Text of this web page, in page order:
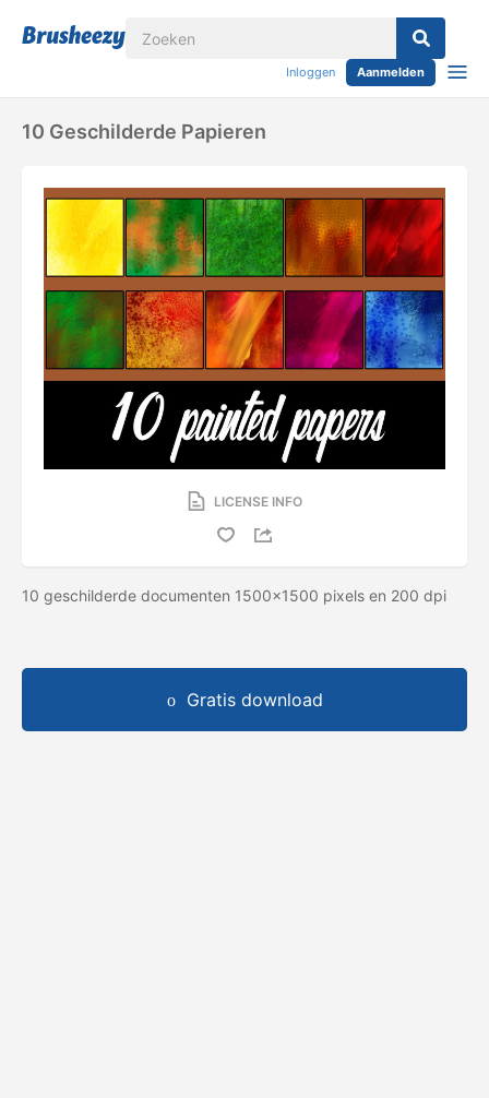
Inloggen Aanmelden
10 Geschilderde Papieren
LICENSE INFO
10 geschilderde documenten 1500x1500 pixels en 200 dpi
Gratis download